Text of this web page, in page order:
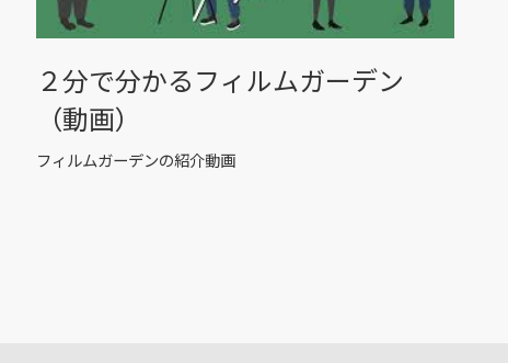
２分で分かるフィルムガーデン
（動画）
フィルムガーデンの紹介動画